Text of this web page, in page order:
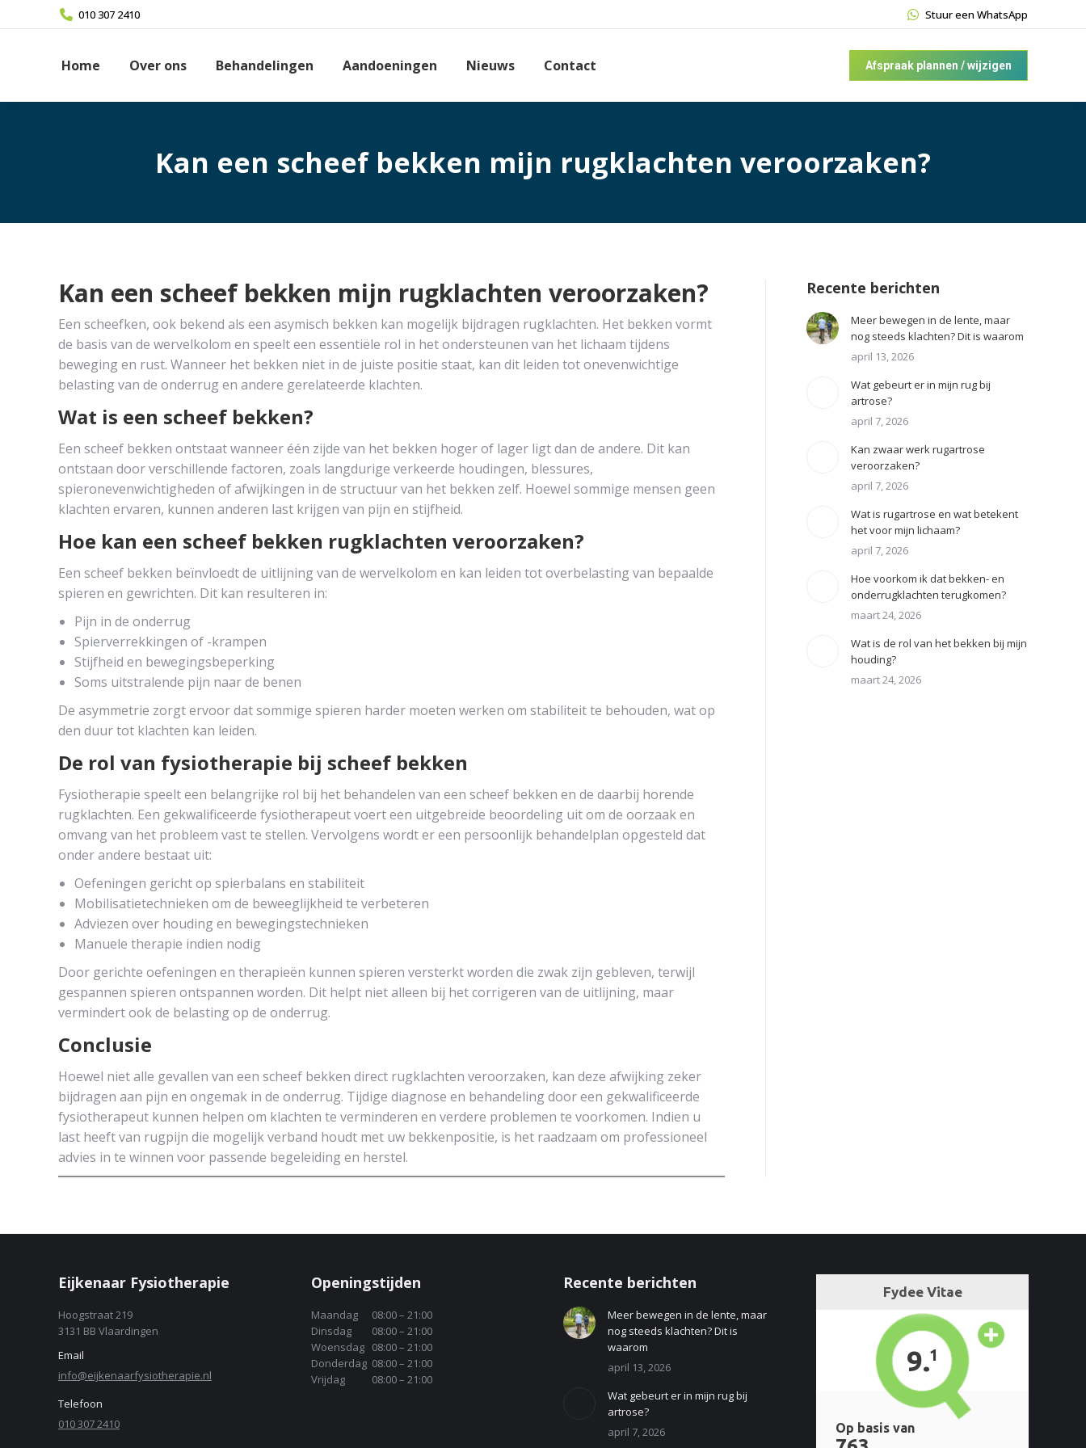
010 307 2410 Stuur een WhatsApp
Home Over ons Behandelingen Aandoeningen Nieuws Contact Afspraak plannen / wijzigen
Kan een scheef bekken mijn rugklachten veroorzaken?
Kan een scheef bekken mijn rugklachten veroorzaken?
Een scheefken, ook bekend als een asymisch bekken kan mogelijk bijdragen rugklachten. Het bekken vormt
de basis van de wervelkolom en speelt een essentiële rol in het ondersteunen van het lichaam tijdens
beweging en rust. Wanneer het bekken niet in de juiste positie staat, kan dit leiden tot onevenwichtige
belasting van de onderrug en andere gerelateerde klachten.
Wat is een scheef bekken?
Een scheef bekken ontstaat wanneer één zijde van het bekken hoger of lager ligt dan de andere. Dit kan
ontstaan door verschillende factoren, zoals langdurige verkeerde houdingen, blessures,
spieronevenwichtigheden of afwijkingen in de structuur van het bekken zelf. Hoewel sommige mensen geen
klachten ervaren, kunnen anderen last krijgen van pijn en stijfheid.
Hoe kan een scheef bekken rugklachten veroorzaken?
Een scheef bekken beïnvloedt de uitlijning van de wervelkolom en kan leiden tot overbelasting van bepaalde
spieren en gewrichten. Dit kan resulteren in:
Pijn in de onderrug
Spierverrekkingen of -krampen
Stijfheid en bewegingsbeperking
Soms uitstralende pijn naar de benen
De asymmetrie zorgt ervoor dat sommige spieren harder moeten werken om stabiliteit te behouden, wat op
den duur tot klachten kan leiden.
De rol van fysiotherapie bij scheef bekken
Fysiotherapie speelt een belangrijke rol bij het behandelen van een scheef bekken en de daarbij horende
rugklachten. Een gekwalificeerde fysiotherapeut voert een uitgebreide beoordeling uit om de oorzaak en
omvang van het probleem vast te stellen. Vervolgens wordt er een persoonlijk behandelplan opgesteld dat
onder andere bestaat uit:
Oefeningen gericht op spierbalans en stabiliteit
Mobilisatietechnieken om de beweeglijkheid te verbeteren
Adviezen over houding en bewegingstechnieken
Manuele therapie indien nodig
Door gerichte oefeningen en therapieën kunnen spieren versterkt worden die zwak zijn gebleven, terwijl
gespannen spieren ontspannen worden. Dit helpt niet alleen bij het corrigeren van de uitlijning, maar
vermindert ook de belasting op de onderrug.
Conclusie
Hoewel niet alle gevallen van een scheef bekken direct rugklachten veroorzaken, kan deze afwijking zeker
bijdragen aan pijn en ongemak in de onderrug. Tijdige diagnose en behandeling door een gekwalificeerde
fysiotherapeut kunnen helpen om klachten te verminderen en verdere problemen te voorkomen. Indien u
last heeft van rugpijn die mogelijk verband houdt met uw bekkenpositie, is het raadzaam om professioneel
advies in te winnen voor passende begeleiding en herstel.
Recente berichten
Meer bewegen in de lente, maar
nog steeds klachten? Dit is waarom
april 13, 2026
Wat gebeurt er in mijn rug bij
artrose?
april 7, 2026
Kan zwaar werk rugartrose
veroorzaken?
april 7, 2026
Wat is rugartrose en wat betekent
het voor mijn lichaam?
april 7, 2026
Hoe voorkom ik dat bekken- en
onderrugklachten terugkomen?
maart 24, 2026
Wat is de rol van het bekken bij mijn
houding?
maart 24, 2026
Eijkenaar Fysiotherapie
Hoogstraat 219
3131 BB Vlaardingen
Email
info@eijkenaarfysiotherapie.nl
Telefoon
010 307 2410
Openingstijden
Maandag
08:00 – 21:00
Dinsdag
08:00 – 21:00
Woensdag 08:00 – 21:00
Donderdag 08:00 – 21:00
Vrijdag
08:00 – 21:00
Recente berichten
Meer bewegen in de lente, maar
nog steeds klachten? Dit is
waarom
april 13, 2026
Wat gebeurt er in mijn rug bij
artrose?
april 7, 2026